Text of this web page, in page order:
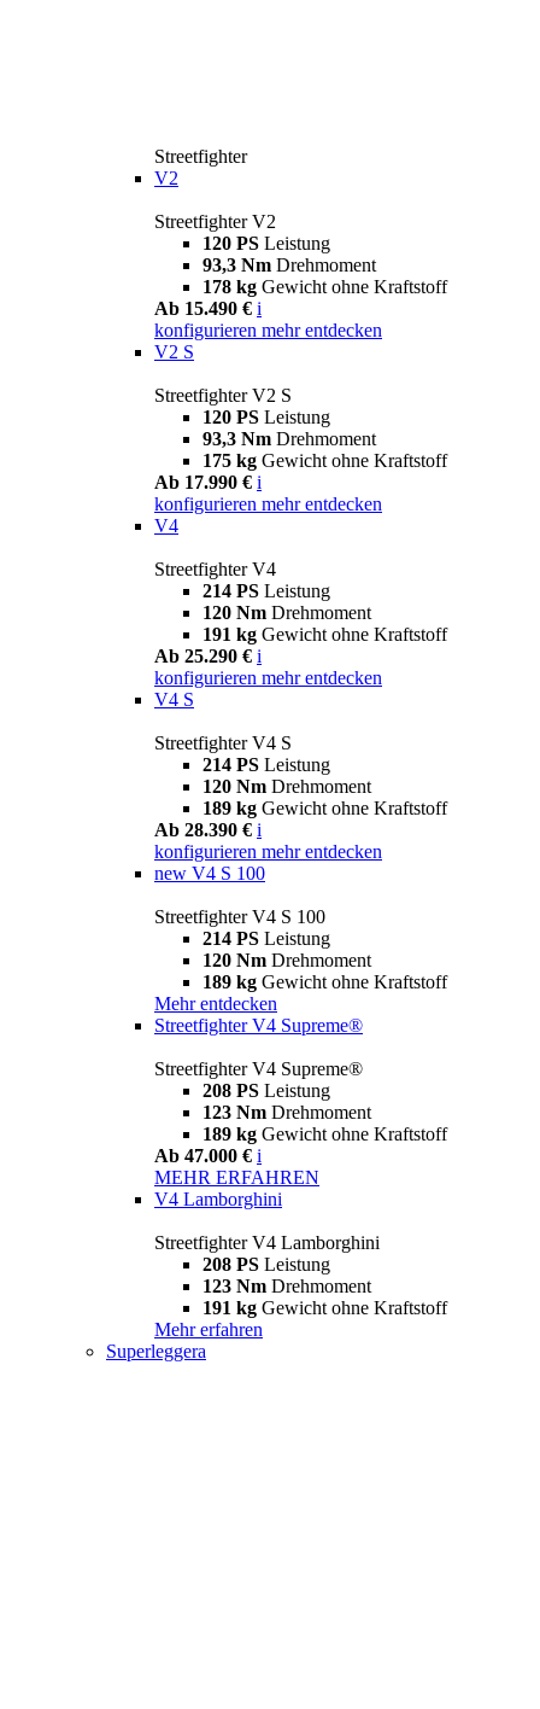
Streetfighter
V2
Streetfighter V2
120 PS Leistung
93,3 Nm Drehmoment
178 kg Gewicht ohne Kraftstoff
Ab 15.490 € i
konfigurieren mehr entdecken
V2 S
Streetfighter V2 S
120 PS Leistung
93,3 Nm Drehmoment
175 kg Gewicht ohne Kraftstoff
Ab 17.990 € i
konfigurieren mehr entdecken
V4
Streetfighter V4
214 PS Leistung
120 Nm Drehmoment
191 kg Gewicht ohne Kraftstoff
Ab 25.290 € i
konfigurieren mehr entdecken
V4 S
Streetfighter V4 S
214 PS Leistung
120 Nm Drehmoment
189 kg Gewicht ohne Kraftstoff
Ab 28.390 € i
konfigurieren mehr entdecken
new V4 S 100
Streetfighter V4 S 100
214 PS Leistung
120 Nm Drehmoment
189 kg Gewicht ohne Kraftstoff
Mehr entdecken
Streetfighter V4 Supreme®
Streetfighter V4 Supreme®
208 PS Leistung
123 Nm Drehmoment
189 kg Gewicht ohne Kraftstoff
Ab 47.000 € i
MEHR ERFAHREN
V4 Lamborghini
Streetfighter V4 Lamborghini
208 PS Leistung
123 Nm Drehmoment
191 kg Gewicht ohne Kraftstoff
Mehr erfahren
Superleggera